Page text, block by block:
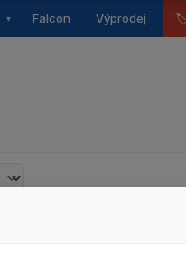
▾ Falcon Výprodej 🏷